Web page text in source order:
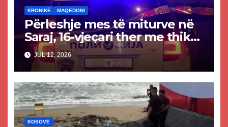
KRONIKË MAQEDONI
Përleshje mes të miturve në
Saraj, 16-vjeçari ther me thikë
14-vjeçarin
JUL 12, 2026
KOSOVË